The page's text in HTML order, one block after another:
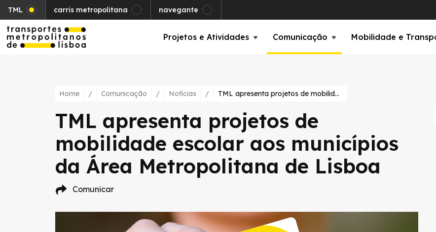
TML carris metropolitana navegante
Projetos e Atividades Comunicação Mobilidade e
Home / Comunicação / Notícias / TML apresenta projetos de mobilidade escolar aos municípios da Área Metropolitana de Lisboa
TML apresenta projetos de
mobilidade escolar aos municípios
da Área Metropolitana de Lisboa
Comunicar